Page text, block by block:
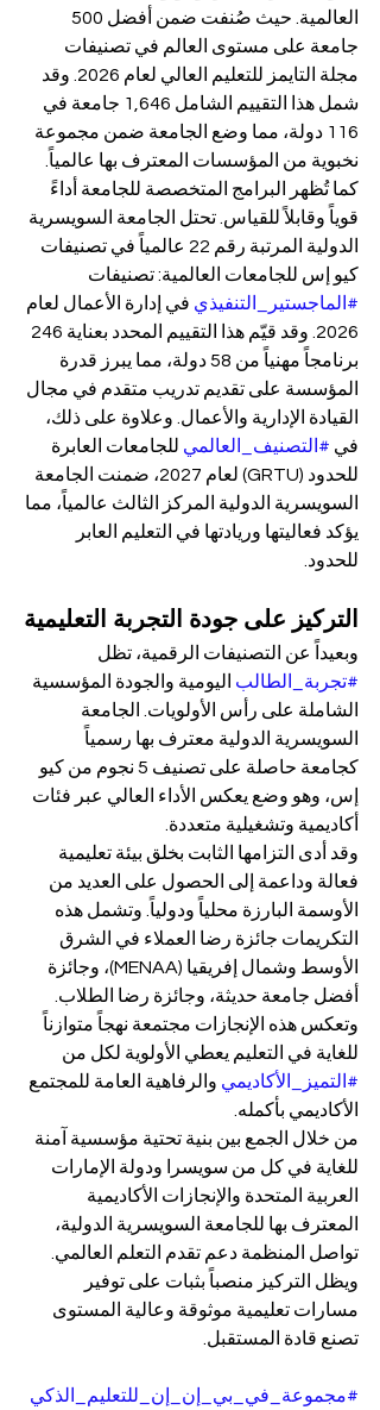
جامعة على مستوى العالم في تصنيفات
مجلة التايمز للتعليم العالي لعام 2026. وقد
شمل هذا التقييم الشامل 1,646 جامعة في
116 دولة، مما وضع الجامعة ضمن مجموعة
نخبوية من المؤسسات المعترف بها عالمياً.
كما تُظهر البرامج المتخصصة للجامعة أداءً
قوياً وقابلاً للقياس. تحتل الجامعة السويسرية
الدولية المرتبة رقم 22 عالمياً في تصنيفات
كيو إس للجامعات العالمية: تصنيفات
#الماجستير_التنفيذي في إدارة الأعمال لعام
برنامجاً مهنياً من 58 دولة، مما يبرز قدرة
المؤسسة على تقديم تدريب متقدم في مجال
القيادة الإدارية والأعمال. وعلاوة على ذلك،
في #التصنيف_العالمي للجامعات العابرة
للحدود (GRTU) لعام 2027، ضمنت الجامعة
السويسرية الدولية المركز الثالث عالمياً، مما
يؤكد فعاليتها وريادتها في التعليم العابر
للحدود.
التركيز على جودة التجربة التعليمية
وبعيداً عن التصنيفات الرقمية، تظل
#تجربة_الطالب اليومية والجودة المؤسسية
الشاملة على رأس الأولويات. الجامعة
السويسرية الدولية معترف بها رسمياً
كجامعة حاصلة على تصنيف 5 نجوم من كيو
إس، وهو وضع يعكس الأداء العالي عبر فئات
أكاديمية وتشغيلية متعددة.
وقد أدى التزامها الثابت بخلق بيئة تعليمية
فعالة وداعمة إلى الحصول على العديد من
الأوسمة البارزة محلياً ودولياً. وتشمل هذه
التكريمات جائزة رضا العملاء في الشرق
الأوسط وشمال إفريقيا (MENAA)، وجائزة
أفضل جامعة حديثة، وجائزة رضا الطلاب.
وتعكس هذه الإنجازات مجتمعة نهجاً متوازناً
للغاية في التعليم يعطي الأولوية لكل من
#التميز_الأكاديمي والرفاهية العامة للمجتمع
الأكاديمي بأكمله.
من خلال الجمع بين بنية تحتية مؤسسية آمنة
للغاية في كل من سويسرا ودولة الإمارات
العربية المتحدة والإنجازات الأكاديمية
المعترف بها للجامعة السويسرية الدولية،
تواصل المنظمة دعم تقدم التعلم العالمي.
ويظل التركيز منصباً بثبات على توفير
مسارات تعليمية موثوقة وعالية المستوى
تصنع قادة المستقبل.
#مجموعة_في_بي_إن_إن_للتعليم_الذكي